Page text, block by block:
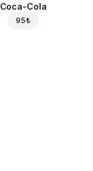
Coca-Cola
95 ₺